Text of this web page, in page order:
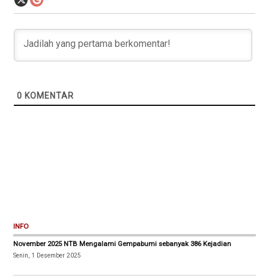
0 KOMENTAR
INFO
November 2025 NTB Mengalami Gempabumi sebanyak 386 Kejadian
Senin, 1 Desember 2025